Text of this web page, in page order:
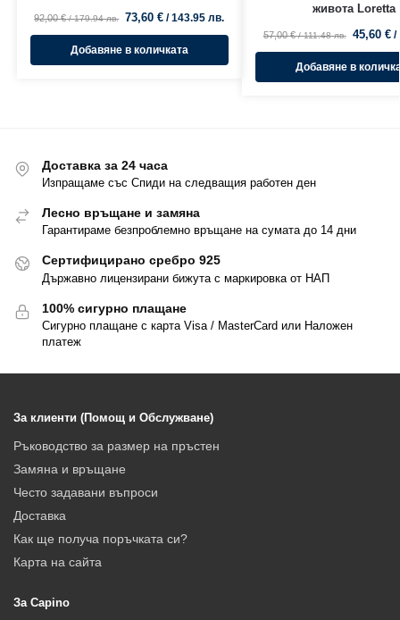
92,00€ / 179.94 лв. 73,60€ / 143.95 лв.
Добавяне в количката
живота Loretta
57,00€ / 111.48 лв. 45,60 € /
Добавяне в
Доставка за 24 часа
Изпращаме със Спиди на следващия работен ден
Лесно връщане и замяна
Гарантираме безпроблемно връщане на сумата до 14 дни
Сертифицирано сребро 925
Държавно лицензирани бижута с маркировка от НАП
100% сигурно плащане
Сигурно плащане с карта Visa / MasterCard или Наложен
платеж
За клиенти (Помощ и Обслужване)
Ръководство за размер на пръстен
Замяна и връщане
Често задавани въпроси
Доставка
Как ще получа поръчката си?
Карта на сайта
За Capino